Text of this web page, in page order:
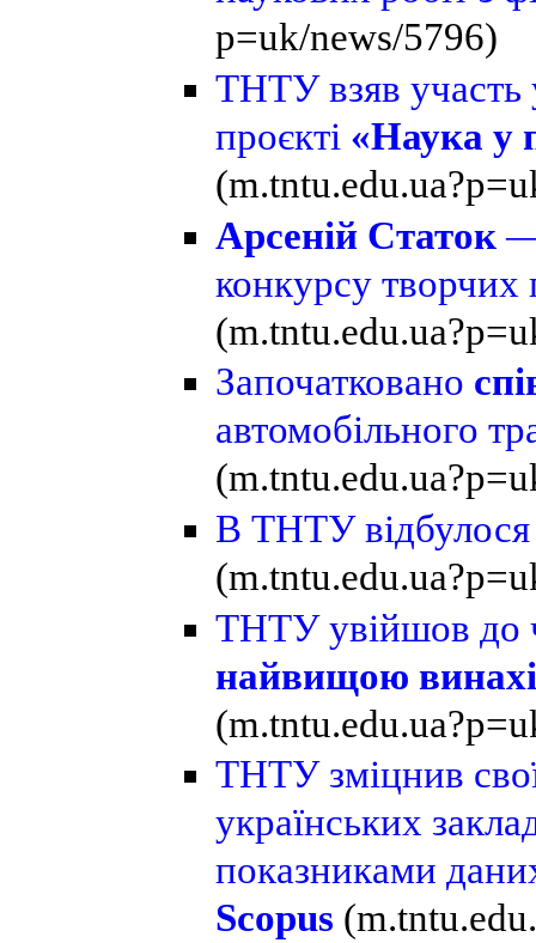
p=uk/news/5796)
ТНТУ взяв участь
проєкті «Наука у
Арсеній Статок—
конкурсу творчих
Започатковано
автомобільного
В ТНТУ
ТНТУ увійшов до
найвищою
ТНТУ зміцнив
українських
показниками
Scopus